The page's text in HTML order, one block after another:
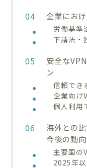
企業にお
労働基準
下請法・
安全な
ン
信頼でき
企業向け
個人利用
海外との
今後の動向
主要国の
2025年